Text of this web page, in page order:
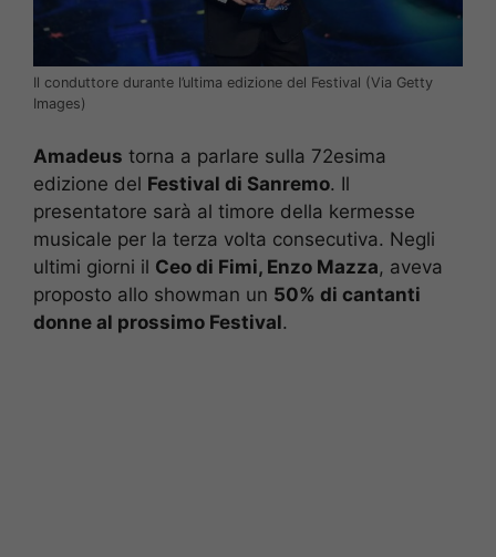
Il conduttore durante l’ultima edizione del Festival (Via Getty
Images)
Amadeus torna a parlare sulla 72esima
edizione del Festival di Sanremo. Il
presentatore sarà al timore della kermesse
musicale per la terza volta consecutiva. Negli
ultimi giorni il Ceo di Fimi, Enzo Mazza, aveva
proposto allo showman un 50% di cantanti
donne al prossimo Festival.